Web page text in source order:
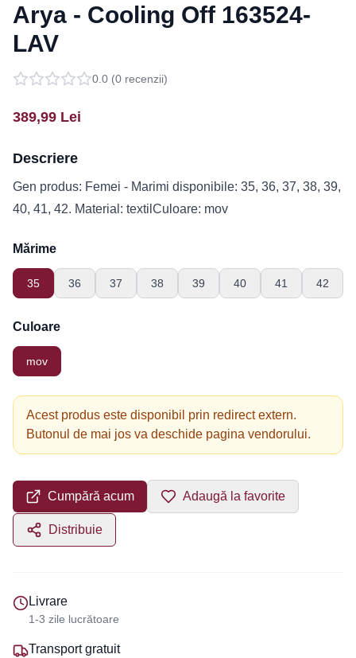
Arya - Cooling Off 163524-
LAV
0.0 (0 recenzii)
389,99 Lei
Descriere
Gen produs: Femei - Marimi disponibile: 35, 36, 37, 38, 39,
40, 41, 42. Material: textilCuloare: mov
Mărime
35 36 37 38 39 40 41 42
Culoare
mov
Acest produs este disponibil prin redirect extern.
Butonul de mai jos va deschide pagina vendorului.
Cumpără acum Adaugă la favorite
Distribuie
Livrare
1-3 zile lucrătoare
Transport gratuit